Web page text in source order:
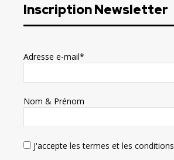
Inscription Newsletter
Adresse e-mail*
Nom & Prénom
J'accepte les termes et les conditions